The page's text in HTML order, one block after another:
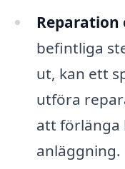
Reparation
befintliga
ut, kan ett
utföra
att förlänga
anläggning.